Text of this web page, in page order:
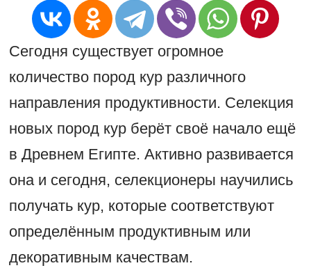
Сегодня существует огромное
количество пород кур различного
направления продуктивности. Селекция
новых пород кур берёт своё начало ещё
в Древнем Египте. Активно развивается
она и сегодня, селекционеры научились
получать кур, которые соответствуют
определённым продуктивным или
декоративным качествам.